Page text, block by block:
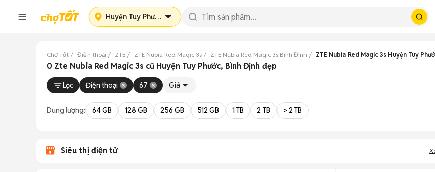
Huyện Tuy Phước
Chợ Tốt Điện thoại ZTE ZTE Nubia Red Magic 3s ZTE Nubia Red Magic 3s Bình Định ZTE Nubia Red Magic 3s Huyện Tuy
0 Zte Nubia Red Magic 3s cũ Huyện Tuy Phước, Bình Định đẹp
Lọc Điện thoại 67 Giá
Dung lượng: 64 GB 128 GB 256 GB 512 GB 1 TB 2 TB > 2 TB
Siêu thị điện tử